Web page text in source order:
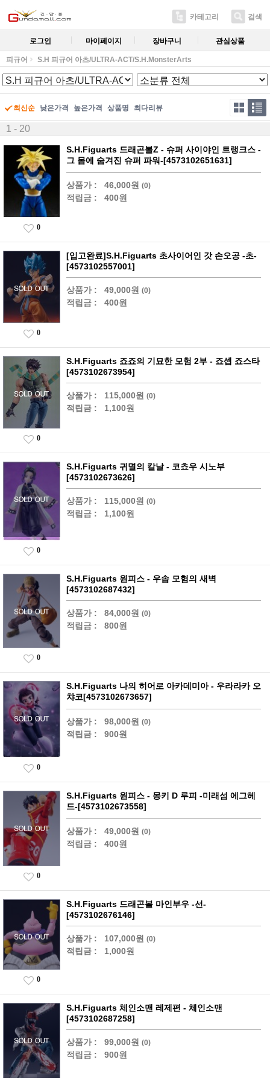
카테고리 검색
로그인 마이페이지 장바구니 관심상품
피규어 S.H 피규어 아츠/ULTRA-ACT/S.H.MonsterArts
최신순 낮은가격 높은가격 상품명 최다리뷰
1 - 20
S.H.Figuarts 드래곤볼Z - 슈퍼 사이야인 트랭크스 -
그 몸에 숨겨진 슈퍼 파워-[4573102651631]
상품가 : 46,000원 (0)
적립금 : 400원
0
[입고완료]S.H.Figuarts 초사이어인 갓 손오공 -초-
[4573102557001]
상품가 : 49,000원 (0)
적립금 : 400원
0
S.H.Figuarts 죠죠의 기묘한 모험 2부 - 죠셉 죠스타
[4573102673954]
상품가 : 115,000원 (0)
적립금 : 1,100원
0
S.H.Figuarts 귀멸의 칼날 - 코쵸우 시노부
[4573102673626]
상품가 : 115,000원 (0)
적립금 : 1,100원
0
S.H.Figuarts 원피스 - 우솝 모험의 새벽
[4573102687432]
상품가 : 84,000원 (0)
적립금 : 800원
0
S.H.Figuarts 나의 히어로 아카데미아 - 우라라카 오
챠코[4573102673657]
상품가 : 98,000원 (0)
적립금 : 900원
0
S.H.Figuarts 원피스 - 몽키 D 루피 -미래섬 에그헤
드-[4573102673558]
상품가 : 49,000원 (0)
적립금 : 400원
0
S.H.Figuarts 드래곤볼 마인부우 -선-
[4573102676146]
상품가 : 107,000원 (0)
적립금 : 1,000원
0
S.H.Figuarts 체인소맨 레제편 - 체인소맨
[4573102687258]
상품가 : 99,000원 (0)
적립금 : 900원